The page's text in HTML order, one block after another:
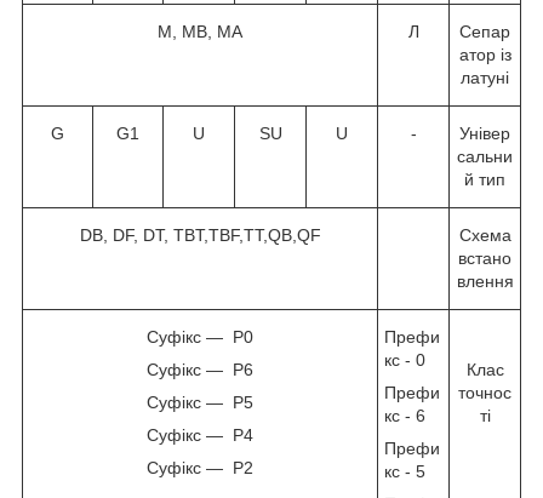
M, MB, MA Л
Сепар
атор із
латуні
G G1 U SU U -
Універ
сальни
й тип
DB, DF, DT, TBT,TBF,TT,QB,QF
Схема
встано
влення
Суфікс — P0
Суфікс — P6
Суфікс — P5
Суфікс — P4
Суфікс — P2
Префи
кс - 0
Префи
кс - 6
Префи
кс - 5
Клас
точнос
ті